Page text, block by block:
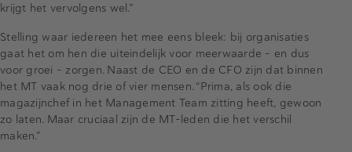
krijgt het vervolgens wel.”
Stelling waar iedereen het mee eens bleek: bij organisaties
gaat het om hen die uiteindelijk voor meerwaarde – en dus
voor groei – zorgen. Naast de CEO en de CFO zijn dat binnen
het MT vaak nog drie of vier mensen. “Prima, als ook die
magazijnchef in het Management Team zitting heeft, gewoon
zo laten. Maar cruciaal zijn de MT-leden die het verschil
maken.”